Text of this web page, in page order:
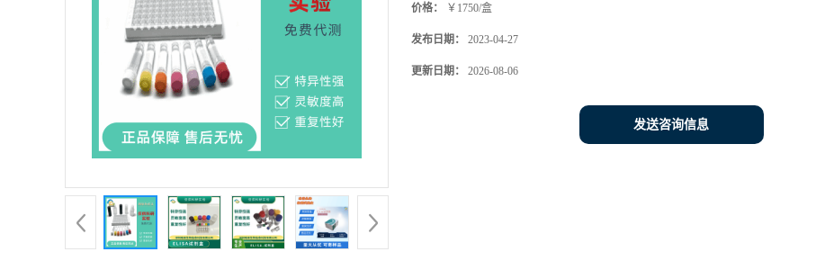
价格： ￥1750/盒
发布日期： 2023-04-27
更新日期： 2026-08-06
发送咨询信息